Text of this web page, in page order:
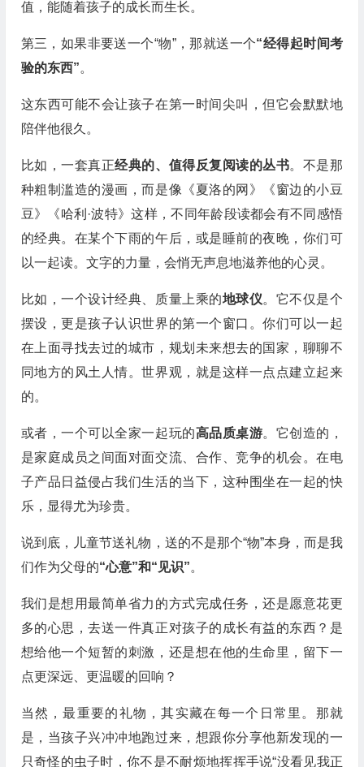
值，能随着孩子的成长而生长。
第三，如果非要送一个“物”，那就送一个“经得起时间考
验的东西”。
这东西可能不会让孩子在第一时间尖叫，但它会默默地
陪伴他很久。
比如，一套真正经典的、值得反复阅读的丛书。不是那
种粗制滥造的漫画，而是像《夏洛的网》《窗边的小豆
豆》《哈利·波特》这样，不同年龄段读都会有不同感悟
的经典。在某个下雨的午后，或是睡前的夜晚，你们可
以一起读。文字的力量，会悄无声息地滋养他的心灵。
比如，一个设计经典、质量上乘的地球仪。它不仅是个
摆设，更是孩子认识世界的第一个窗口。你们可以一起
在上面寻找去过的城市，规划未来想去的国家，聊聊不
同地方的风土人情。世界观，就是这样一点点建立起来
的。
或者，一个可以全家一起玩的高品质桌游。它创造的，
是家庭成员之间面对面交流、合作、竞争的机会。在电
子产品日益侵占我们生活的当下，这种围坐在一起的快
乐，显得尤为珍贵。
说到底，儿童节送礼物，送的不是那个“物”本身，而是我
们作为父母的“心意”和“见识”。
我们是想用最简单省力的方式完成任务，还是愿意花更
多的心思，去送一件真正对孩子的成长有益的东西？是
想给他一个短暂的刺激，还是想在他的生命里，留下一
点更深远、更温暖的回响？
当然，最重要的礼物，其实藏在每一个日常里。那就
是，当孩子兴冲冲地跑过来，想跟你分享他新发现的一
只奇怪的虫子时，你不是不耐烦地挥挥手说“没看见我正